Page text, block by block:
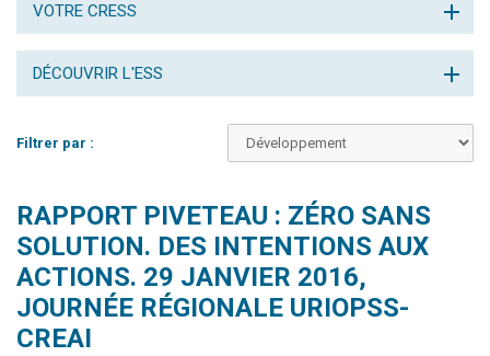
VOTRE CRESS
DÉCOUVRIR L'ESS
Filtrer par :
RAPPORT PIVETEAU : ZÉRO SANS
SOLUTION. DES INTENTIONS AUX
ACTIONS. 29 JANVIER 2016,
JOURNÉE RÉGIONALE URIOPSS-
CREAI